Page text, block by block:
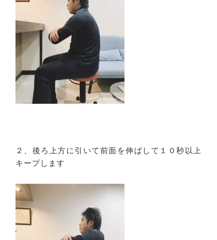
２、後ろ上方に引いて前面を伸ばして１０秒以上
キープします